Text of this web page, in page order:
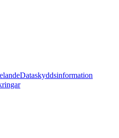
Dataskyddsinformation